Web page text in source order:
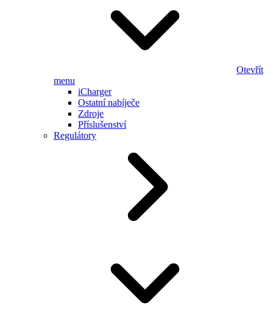
Otevřít
menu
iCharger
Ostatní nabíječe
Zdroje
Příslušenství
Regulátory